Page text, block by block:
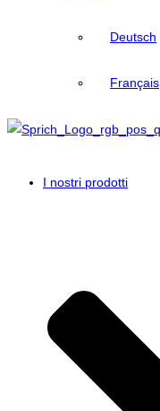
Deutsch
Français
I nostri prodotti